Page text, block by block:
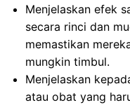
Menjelaskan efek
secara rinci dan
memastikan
mungkin timbul.
Menjelaskan
atau obat yang